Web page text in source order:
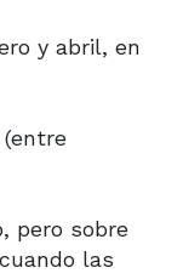
y abril, en
pero sobre
las